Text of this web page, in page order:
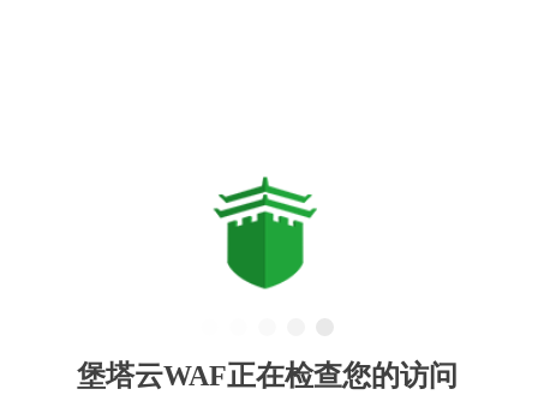
堡塔云WAF正在检查您的访问